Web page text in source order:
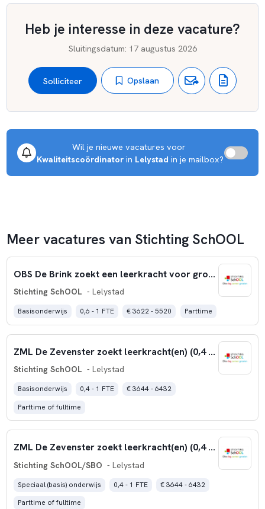
Heb je interesse in deze vacature?
Sluitingsdatum: 17 augustus 2026
Solliciteer Opslaan
Wil je nieuwe vacatures voor
Kwaliteitscoördinator in Lelystad in je mailbox?
Meer vacatures van Stichting SchOOL
OBS De Brink zoekt een leerkracht voor groep 1-2-3 (0,4 fte)
Stichting SchOOL - Lelystad
Basisonderwijs 0,6 - 1 FTE € 3622 - 5520 Parttime
ZML De Zevenster zoekt leerkracht(en) (0,4 – 1,0 fte)
Stichting SchOOL - Lelystad
Basisonderwijs 0,4 - 1 FTE
€ 3644 - 6432
Parttime of fulltime
ZML De Zevenster zoekt leerkracht(en) (0,4 – 1,0 fte)
Stichting SchOOL/SBO - Lelystad
Speciaal (basis) onderwijs 0,4 - 1 FTE
€ 3644 - 6432
Parttime of fulltime